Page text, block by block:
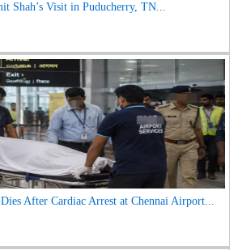
Shah’s Visit in Puducherry, TN...
After Cardiac Arrest at Chennai Airport...